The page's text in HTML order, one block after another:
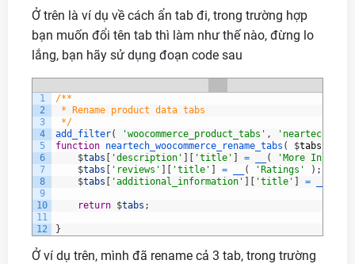
Ở trên là ví dụ về cách ẩn tab đi, trong trường hợp
bạn muốn đổi tên tab thì làm như thế nào, đừng lo
lắng, bạn hãy sử dụng đoạn code sau
1
2
3
4
5
6
7
8
9
10
11
12
/**
* Rename product data tabs
*/
add_filter( 'woocommerce_product_tabs' ,
function neartech_woocommerce_rename_tabs ( $tabs
$tabs 'description' 'title' = (
'More
$tabs 'reviews' 'title' = ( 'Ratings' ) ;
$tabs 'additional_information' 'title' =
return $tabs ;
}
Ở ví dụ trên, mình đã rename cả 3 tab, trong trường